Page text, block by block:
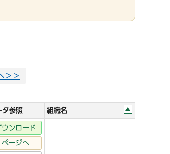
＞＞
タ参照 組織名
ウンロード
ページへ